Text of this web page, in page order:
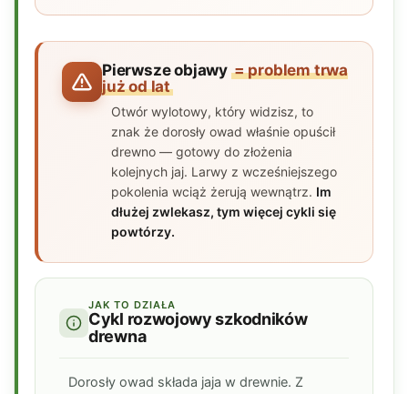
Pierwsze objawy = problem trwa
już od lat
Otwór wylotowy, który widzisz, to
znak że dorosły owad właśnie opuścił
drewno — gotowy do złożenia
kolejnych jaj. Larwy z wcześniejszego
pokolenia wciąż żerują wewnątrz. Im
dłużej zwlekasz, tym więcej cykli się
powtórzy.
JAK TO DZIAŁA
Cykl rozwojowy szkodników
drewna
Dorosły owad składa jaja w drewnie. Z